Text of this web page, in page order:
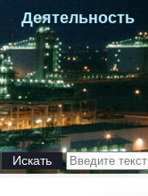
Деятельность
Искать